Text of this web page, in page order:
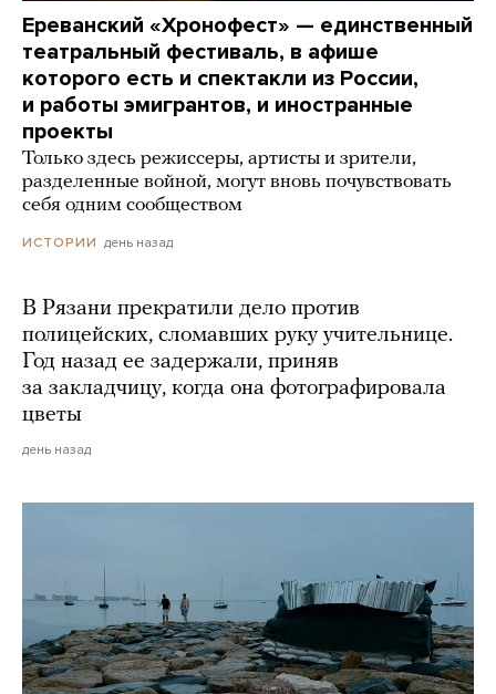
Ереванский «Хронофест» — единственный
театральный фестиваль, в афише
которого есть и спектакли из России,
и работы эмигрантов, и иностранные
проекты
Только здесь режиссеры, артисты и зрители,
разделенные войной, могут вновь почувствовать
себя одним сообществом
ИСТОРИИ день назад
В Рязани прекратили дело против
полицейских, сломавших руку учительнице.
Год назад ее задержали, приняв
за закладчицу, когда она фотографировала
цветы
день назад